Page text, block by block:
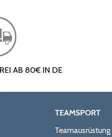
AB 80€ IN DE
TEAMSPORT